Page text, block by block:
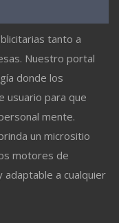
tanto a
Nuestro portal
donde los
usuario para que
mente.
un micrositio
motores de
a cualquier